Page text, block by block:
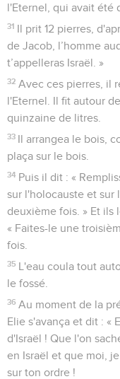
désert jusqu'à Damas.
par onction Hazaël
16 Tu consacreras
Nimshi, comme roi
Elisée, le fils de
à ta place.
17 Celui qui échappera
mourir, et celui qui
fera mourir.
Mais *je vais laisser
ceux qui n'ont pas
bouche ne l'a pas
Élie désigne
19 Elie partit de là et il
train de labourer. Il y
et lui-même se tenait
de lui et jeta son
20 Elisée abandonna
« Laisse-moi
suivrai. » Elie lui